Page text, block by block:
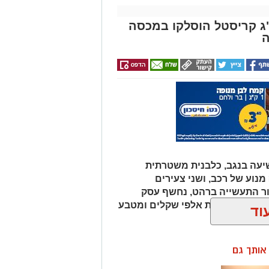
איקרה הריחה: 1.6 ק"ג קריסטל הוסלקו במכסה
בנגב, כלבנית משטרתית
של רכב, ושני צעירים
התעשייה ברהט, נחשף עסק
ובו עשרות אלפי שקלים ומטבע
אותך גם